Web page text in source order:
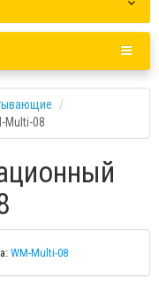
Multi-08
WM-Multi-08